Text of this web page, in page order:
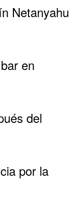
Netanyahu
en
del
por la